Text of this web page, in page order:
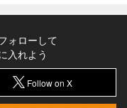
ォローして
入れよう
Follow on X